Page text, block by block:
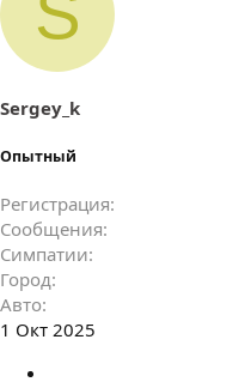
т
и
:
Sergey_k
Опытный
Регистрация
Сообщения
Симпатии
Город
Авто
1 Окт 2025